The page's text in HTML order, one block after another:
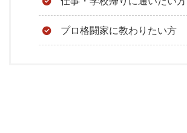
プロ格闘家に教わりたい方